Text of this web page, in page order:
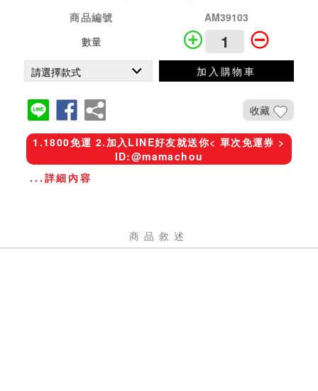
商品編號
AM39103
數量
加入購物車
收藏
1.1800免運 2.加入LINE好友就送你< 單次免運券 >
ID:@mamachou
...詳細內容
商品敘述